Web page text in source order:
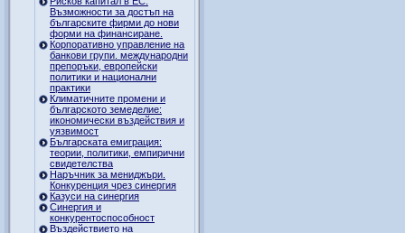
Възможности за достъп на
българските фирми до нови
форми на финансиране.
Корпоративно управление на
банкови групи. международни
препоръки, европейски
политики и национални
практики
Климатичните промени и
българското земеделие:
икономически въздействия и
уязвимост
Българската емиграция:
теории, политики, емпирични
свидетелства
Наръчник за мениджъри.
Конкуренция чрез синергия
Казуси на синергия
Синергия и
конкурентоспособност
Въздействието на